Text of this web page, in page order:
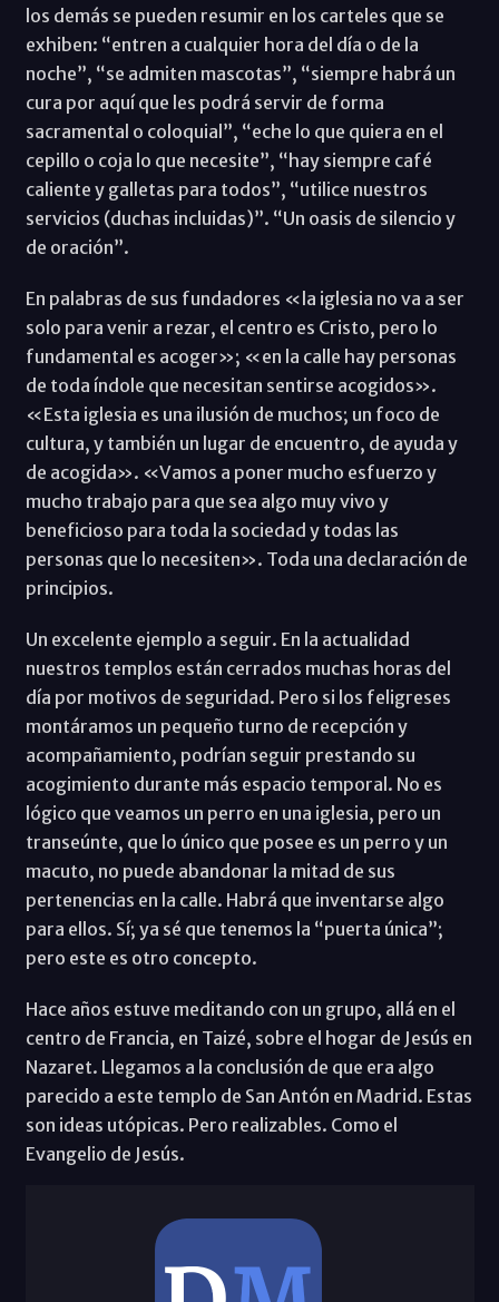
los demás se pueden resumir en los carteles que se
exhiben: “entren a cualquier hora del día o de la
noche”, “se admiten mascotas”, “siempre habrá un
cura por aquí que les podrá servir de forma
sacramental o coloquial”, “eche lo que quiera en el
cepillo o coja lo que necesite”, “hay siempre café
caliente y galletas para todos”, “utilice nuestros
servicios (duchas incluidas)”. “Un oasis de silencio y
de oración”.
En palabras de sus fundadores «la iglesia no va a ser
solo para venir a rezar, el centro es Cristo, pero lo
fundamental es acoger»; «en la calle hay personas
de toda índole que necesitan sentirse acogidos».
«Esta iglesia es una ilusión de muchos; un foco de
cultura, y también un lugar de encuentro, de ayuda y
de acogida». «Vamos a poner mucho esfuerzo y
mucho trabajo para que sea algo muy vivo y
beneficioso para toda la sociedad y todas las
personas que lo necesiten». Toda una declaración de
principios.
Un excelente ejemplo a seguir. En la actualidad
nuestros templos están cerrados muchas horas del
día por motivos de seguridad. Pero si los feligreses
montáramos un pequeño turno de recepción y
acompañamiento, podrían seguir prestando su
acogimiento durante más espacio temporal. No es
lógico que veamos un perro en una iglesia, pero un
transeúnte, que lo único que posee es un perro y un
macuto, no puede abandonar la mitad de sus
pertenencias en la calle. Habrá que inventarse algo
para ellos. Sí; ya sé que tenemos la “puerta única”;
pero este es otro concepto.
Hace años estuve meditando con un grupo, allá en el
centro de Francia, en Taizé, sobre el hogar de Jesús en
Nazaret. Llegamos a la conclusión de que era algo
parecido a este templo de San Antón en Madrid. Estas
son ideas utópicas. Pero realizables. Como el
Evangelio de Jesús.